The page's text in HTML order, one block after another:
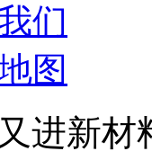
们
图
进新